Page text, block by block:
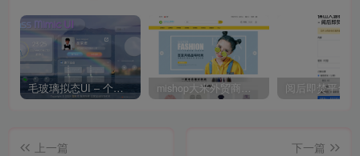
毛玻璃拟态UI – 个人主页（开源版） mishop大米外贸商城系统133种语言版本
上一篇
下一篇